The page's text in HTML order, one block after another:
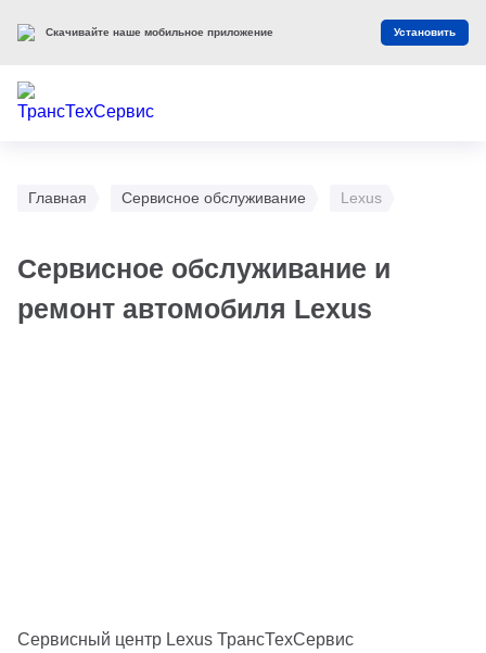
Главная Сервисное обслуживание Lexus
Сервисное обслуживание и
ремонт автомобиля Lexus
Сервисный центр Lexus ТрансТехСервис
Скачивайте наше мобильное приложение Установить